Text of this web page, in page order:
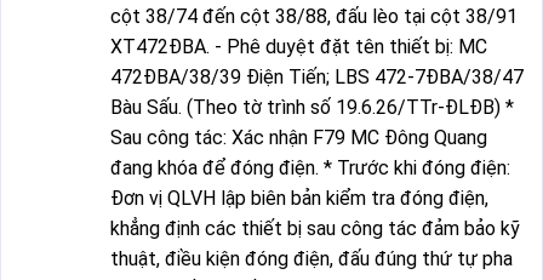
cột 38/74 đến cột 38/88, đấu lèo tại cột 38/91
XT472ĐBA. - Phê duyệt đặt tên thiết bị: MC
472ĐBA/38/39 Điện Tiến; LBS 472-7ĐBA/38/47
Bàu Sấu. (Theo tờ trình số 19.6.26/TTr-ĐLĐB) *
Sau công tác: Xác nhận F79 MC Đông Quang
đang khóa để đóng điện. * Trước khi đóng điện:
Đơn vị QLVH lập biên bản kiểm tra đóng điện,
khẳng định các thiết bị sau công tác đảm bảo kỹ
thuật, điều kiện đóng điện, đấu đúng thứ tự pha